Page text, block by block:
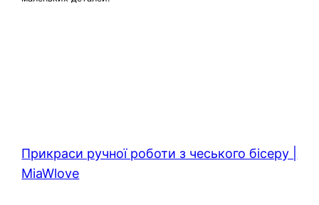
Прикраси ручної роботи з чеського бісеру |
MiaWlove